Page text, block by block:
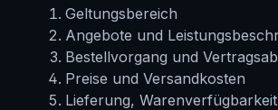
Geltungsbereich
Angebote und
Bestellvorgang und
Preise und Versandkosten
Lieferung, Warenverfügbarkeit